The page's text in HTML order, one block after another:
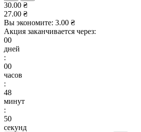
30.00 ₴
27.00 ₴
Вы экономите: 3.00 ₴
Акция заканчивается через:
00
дней
:
00
часов
:
48
минут
:
49
секунд